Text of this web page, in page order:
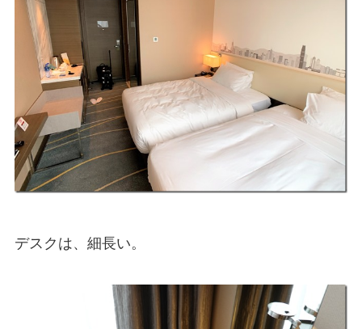
デスクは、細長い。